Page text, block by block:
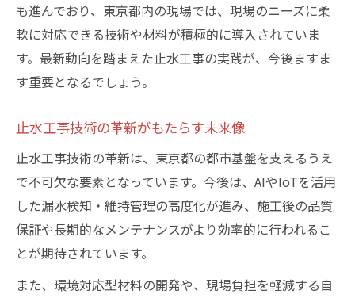
も進んでおり、東京都内の現場では、現場のニーズに柔
軟に対応できる技術や材料が積極的に導入されていま
す。最新動向を踏まえた止水工事の実践が、今後ますま
す重要となるでしょう。
止水工事技術の革新がもたらす未来像
止水工事技術の革新は、東京都の都市基盤を支えるうえ
で不可欠な要素となっています。今後は、AIやIoTを活用
した漏水検知・維持管理の高度化が進み、施工後の品質
保証や長期的なメンテナンスがより効率的に行われるこ
とが期待されています。
また、環境対応型材料の開発や、現場負担を軽減する自